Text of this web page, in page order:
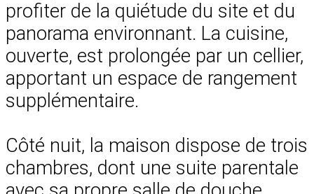
profiter de la quiétude du site et du
panorama environnant. La cuisine,
ouverte, est prolongée par un cellier,
apportant un espace de rangement
supplémentaire.
Côté nuit, la maison dispose de trois
chambres, dont une suite parentale